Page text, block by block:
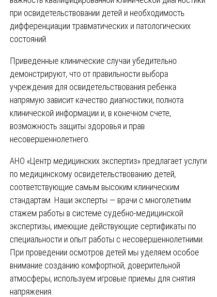
при освидетельствовании детей и необходимость
дифференциации травматических и патологических
состояний.
Приведенные клинические случаи убедительно
демонстрируют, что от правильности выбора
учреждения для освидетельствования ребенка
напрямую зависит качество диагностики, полнота
клинической информации и, в конечном счете,
возможность защиты здоровья и прав
несовершеннолетнего.
АНО «Центр медицинских экспертиз» предлагает услуги
по медицинскому освидетельствованию детей,
соответствующие самым высоким клиническим
стандартам. Наши эксперты — врачи с многолетним
стажем работы в системе судебно-медицинской
экспертизы, имеющие действующие сертификаты по
специальности и опыт работы с несовершеннолетними.
При проведении осмотров детей мы уделяем особое
внимание созданию комфортной, доверительной
атмосферы, используем игровые приемы для снятия
напряжения.